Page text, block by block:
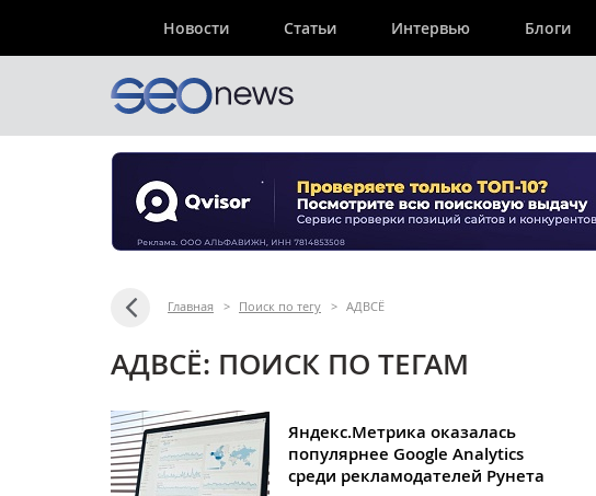
Новости Статьи Интервью Блоги
Главная > Поиск по тегу > АДВСЁ
АДВСЁ: ПОИСК ПО ТЕГАМ
Яндекс.Метрика оказалась
популярнее Google Analytics
среди рекламодателей Рунета